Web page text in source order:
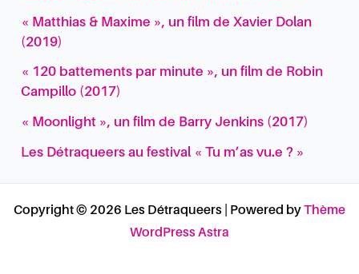
« Matthias & Maxime », un film de Xavier Dolan
(2019)
« 120 battements par minute », un film de Robin
Campillo (2017)
« Moonlight », un film de Barry Jenkins (2017)
Les Détraqueers au festival « Tu m’as vu.e ? »
Copyright © 2026 Les Détraqueers | Powered byThème
WordPress Astra